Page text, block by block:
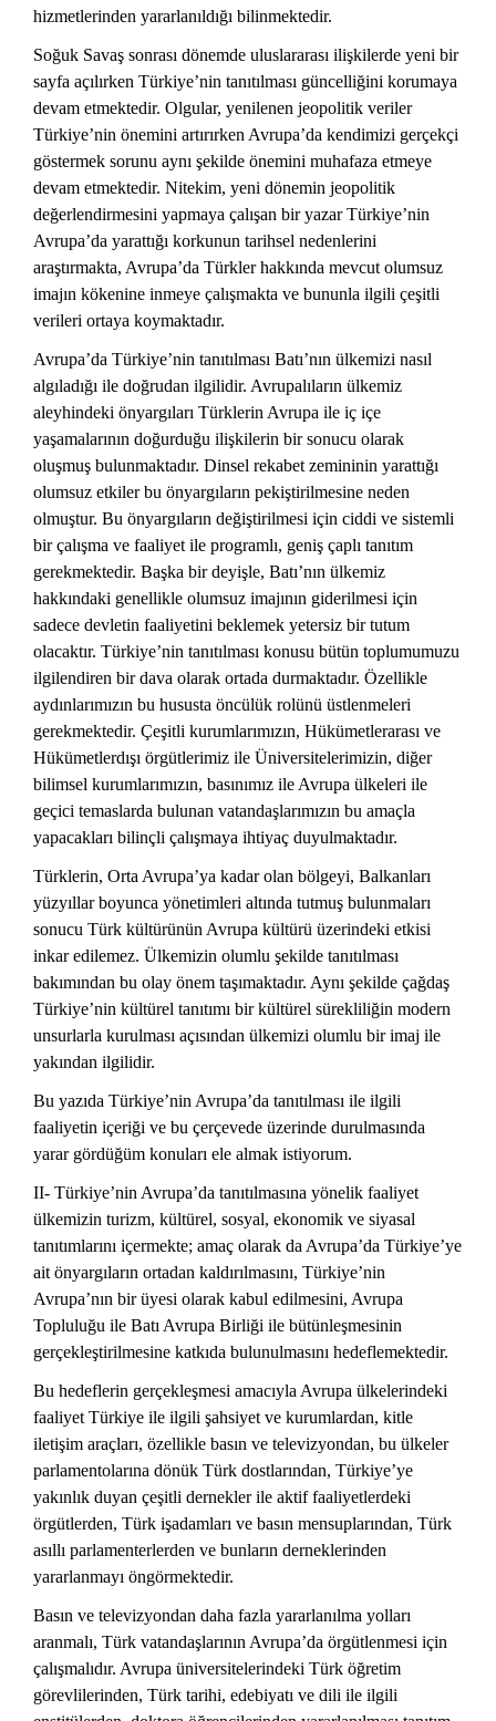
hizmetlerinden yararlanıldığı bilinmektedir.
Soğuk Savaş sonrası dönemde uluslararası ilişkilerde yeni bir
sayfa açılırken Türkiye’nin tanıtılması güncelliğini korumaya
devam etmektedir. Olgular, yenilenen jeopolitik veriler
Türkiye’nin önemini artırırken Avrupa’da kendimizi gerçekçi
göstermek sorunu aynı şekilde önemini muhafaza etmeye
devam etmektedir. Nitekim, yeni dönemin jeopolitik
değerlendirmesini yapmaya çalışan bir yazar Türkiye’nin
Avrupa’da yarattığı korkunun tarihsel nedenlerini
araştırmakta, Avrupa’da Türkler hakkında mevcut olumsuz
imajın kökenine inmeye çalışmakta ve bununla ilgili çeşitli
verileri ortaya koymaktadır.
Avrupa’da Türkiye’nin tanıtılması Batı’nın ülkemizi nasıl
algıladığı ile doğrudan ilgilidir. Avrupalıların ülkemiz
aleyhindeki önyargıları Türklerin Avrupa ile iç içe
yaşamalarının doğurduğu ilişkilerin bir sonucu olarak
oluşmuş bulunmaktadır. Dinsel rekabet zemininin yarattığı
olumsuz etkiler bu önyargıların pekiştirilmesine neden
olmuştur. Bu önyargıların değiştirilmesi için ciddi ve sistemli
bir çalışma ve faaliyet ile programlı, geniş çaplı tanıtım
gerekmektedir. Başka bir deyişle, Batı’nın ülkemiz
hakkındaki genellikle olumsuz imajının giderilmesi için
sadece devletin faaliyetini beklemek yetersiz bir tutum
olacaktır. Türkiye’nin tanıtılması konusu bütün toplumumuzu
ilgilendiren bir dava olarak ortada durmaktadır. Özellikle
aydınlarımızın bu hususta öncülük rolünü üstlenmeleri
gerekmektedir. Çeşitli kurumlarımızın, Hükümetlerarası ve
Hükümetlerdışı örgütlerimiz ile Üniversitelerimizin, diğer
bilimsel kurumlarımızın, basınımız ile Avrupa ülkeleri ile
geçici temaslarda bulunan vatandaşlarımızın bu amaçla
yapacakları bilinçli çalışmaya ihtiyaç duyulmaktadır.
Türklerin, Orta Avrupa’ya kadar olan bölgeyi, Balkanları
yüzyıllar boyunca yönetimleri altında tutmuş bulunmaları
sonucu Türk kültürünün Avrupa kültürü üzerindeki etkisi
inkar edilemez. Ülkemizin olumlu şekilde tanıtılması
bakımından bu olay önem taşımaktadır. Aynı şekilde çağdaş
Türkiye’nin kültürel tanıtımı bir kültürel sürekliliğin modern
unsurlarla kurulması açısından ülkemizi olumlu bir imaj ile
yakından ilgilidir.
Bu yazıda Türkiye’nin Avrupa’da tanıtılması ile ilgili
faaliyetin içeriği ve bu çerçevede üzerinde durulmasında
yarar gördüğüm konuları ele almak istiyorum.
II- Türkiye’nin Avrupa’da tanıtılmasına yönelik faaliyet
ülkemizin turizm, kültürel, sosyal, ekonomik ve siyasal
tanıtımlarını içermekte; amaç olarak da Avrupa’da Türkiye’ye
ait önyargıların ortadan kaldırılmasını, Türkiye’nin
Avrupa’nın bir üyesi olarak kabul edilmesini, Avrupa
Topluluğu ile Batı Avrupa Birliği ile bütünleşmesinin
gerçekleştirilmesine katkıda bulunulmasını hedeflemektedir.
Bu hedeflerin gerçekleşmesi amacıyla Avrupa ülkelerindeki
faaliyet Türkiye ile ilgili şahsiyet ve kurumlardan, kitle
iletişim araçları, özellikle basın ve televizyondan, bu ülkeler
parlamentolarına dönük Türk dostlarından, Türkiye’ye
yakınlık duyan çeşitli dernekler ile aktif faaliyetlerdeki
örgütlerden, Türk işadamları ve basın mensuplarından, Türk
asıllı parlamenterlerden ve bunların derneklerinden
yararlanmayı öngörmektedir.
Basın ve televizyondan daha fazla yararlanılma yolları
aranmalı, Türk vatandaşlarının Avrupa’da örgütlenmesi için
çalışmalıdır. Avrupa üniversitelerindeki Türk öğretim
görevlilerinden, Türk tarihi, edebiyatı ve dili ile ilgili